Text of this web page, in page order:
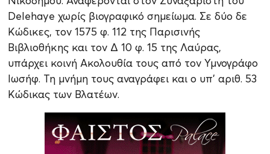
Delehaye χωρίς βιογραφικό σημείωμα. Σε δύο δε
Κώδικες, τον 1575 φ. 112 της Παρισινής
Βιβλιοθήκης και τον Δ 10 φ. 15 της Λαύρας,
υπάρχει κοινή Ακολουθία τους από τον Υμνογράφο
Ιωσήφ. Τη μνήμη τους αναγράφει και ο υπ’ αριθ. 53
Κώδικας των Βλατέων.